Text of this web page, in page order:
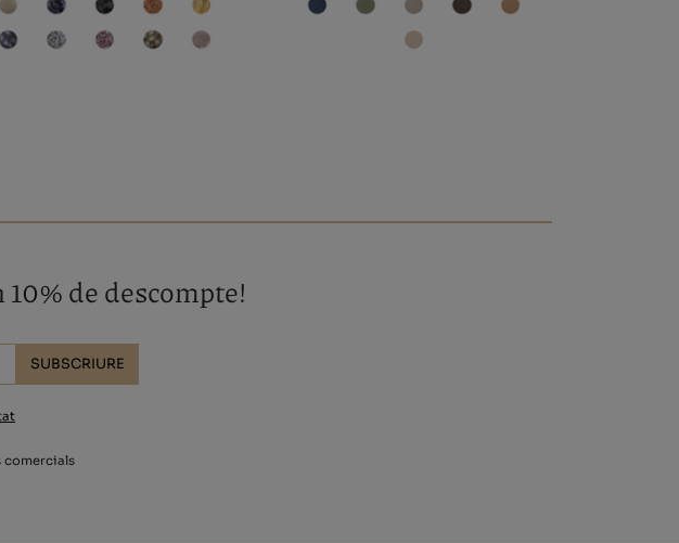
de descompte!
SUBSCRIURE
comercials